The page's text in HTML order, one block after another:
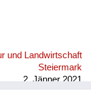
und Landwirtschaft
Steiermark
2. Jänner 2021